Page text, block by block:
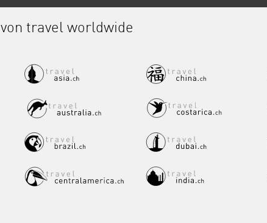
von travel worldwide